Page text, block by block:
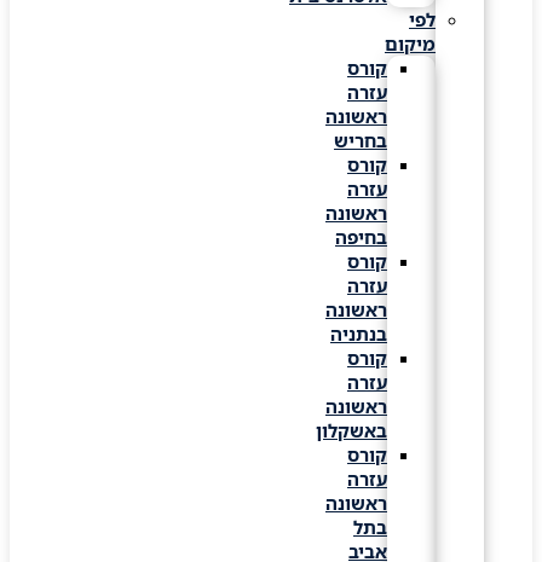
לפי
מיקום
קורס
עזרה
ראשונה
בחריש
קורס
עזרה
ראשונה
בחיפה
קורס
עזרה
ראשונה
בנתניה
קורס
עזרה
ראשונה
באשקלון
קורס
עזרה
ראשונה